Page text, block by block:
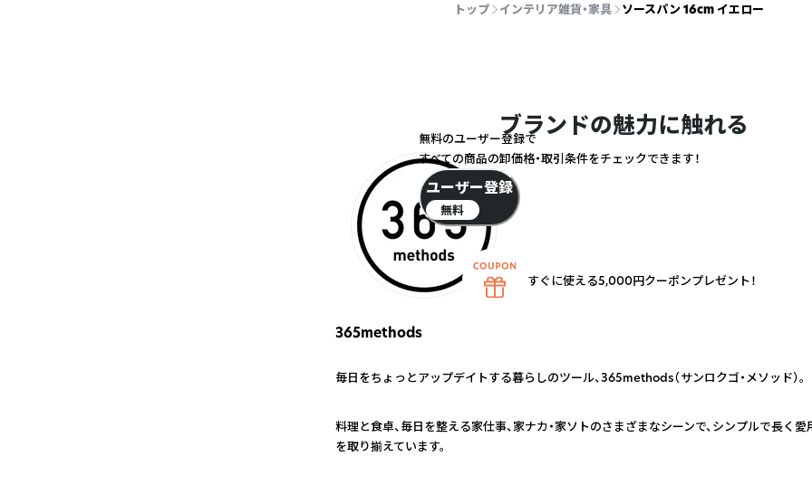
トップ インテリア雑貨・家具 ソースパン 16cm イエロー
ブランドの魅力に触れる
365methods
毎日をちょっとアップデイトする暮らしのツール、365methods（サンロクゴ・メソッド）。
料理と食卓、毎日を整える家仕事、家ナカ・家ソトのさまざまなシーンで、シンプルで長く
を取り揃えています。
無料のユーザー登録で
すべての商品の卸価格・取引条件をチェックできます！
ユーザー登録
無料
すぐに使える5,000円クーポンプレゼント！